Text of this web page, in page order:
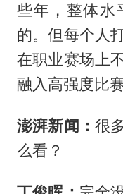
些年，整体水
的。但每个人
在职业赛场上
融入高强度比
澎湃新闻：很
么看？